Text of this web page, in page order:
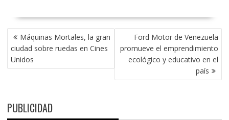
NAVEGACIÓN
DE
ENTRADAS
Máquinas Mortales, la gran
ciudad sobre ruedas en Cines
Unidos
Ford Motor de Venezuela
promueve el emprendimiento
ecológico y educativo en el
país
PUBLICIDAD